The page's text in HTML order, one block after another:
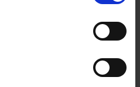
verwalten» am Seitenende
unseren Partnern
Einfluss auf die
Geeignet für Geräte der Schutzklasse I